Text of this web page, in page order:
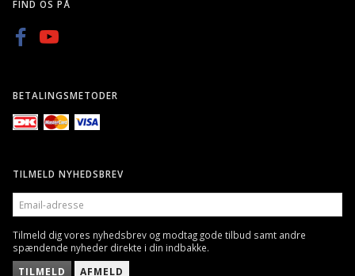
FIND OS PÅ
BETALINGSMETODER
TILMELD NYHEDSBREV
EMAIL-
ADRESSE
Tilmeld dig vores nyhedsbrev og modtag gode tilbud samt andre
spændende nyheder direkte i din indbakke.
TILMELD AFMELD